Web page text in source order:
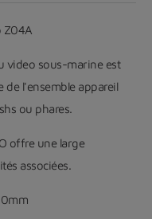
Z04A
video sous-marine est
de l'ensemble appareil
ou phares.
offre une large
associées.